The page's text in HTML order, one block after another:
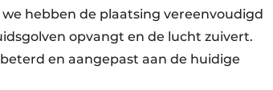
hebben de plaatsing vereenvoudigd
opvangt en de lucht zuivert.
en aangepast aan de huidige